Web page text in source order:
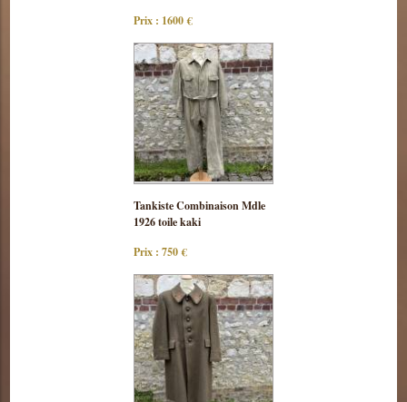
Prix : 1600 €
Consulter
cette pièce
Tankiste Combinaison Mdle
1926 toile kaki
Prix : 750 €